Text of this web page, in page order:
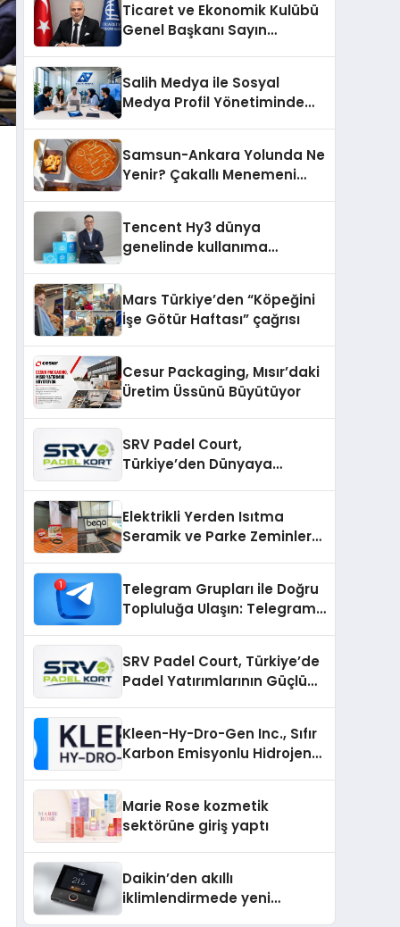
Ticaret ve Ekonomik Kulübü
Genel Başkanı Sayın
şunları kaydetti:
Salih Medya ile Sosyal
Medya Profil Yönetiminde
Samsun-Ankara Yolunda Ne
Yenir? Çakallı Menemeni
Tencent Hy3 dünya
genelinde kullanıma
Mars Türkiye’den “Köpeğini
İşe Götür Haftası” çağrısı
Cesur Packaging, Mısır’daki
Üretim Üssünü Büyütüyor
SRV Padel Court,
Türkiye’den Dünyaya
Elektrikli Yerden Isıtma
Seramik ve Parke Zeminler
Telegram Grupları ile Doğru
Topluluğa Ulaşın: Telegram
SRV Padel Court, Türkiye’de
Padel Yatırımlarının Güçlü
Kleen-Hy-Dro-Gen Inc., Sıfır
Karbon Emisyonlu Hidrojen
Aldı
Marie Rose kozmetik
sektörüne giriş yaptı
Daikin’den akıllı
iklimlendirmede yeni